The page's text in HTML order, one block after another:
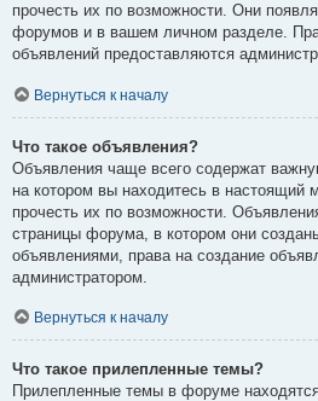
прочесть их по возможности. Они
форумов и в вашем личном разделе.
объявлений предоставляются
Вернуться к началу
Что такое объявления?
Объявления чаще всего содержат
на котором вы находитесь в
прочесть их по возможности.
страницы форума, в котором они
объявлениями, права на создание
администратором.
Вернуться к началу
Что такое прилепленные темы?
Прилепленные темы в форуме